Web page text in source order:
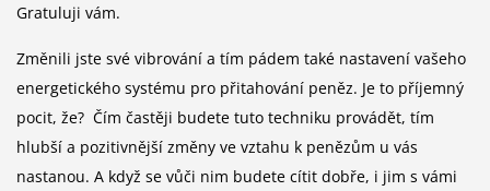
Gratuluji vám.
Změnili jste své vibrování a tím pádem také nastavení vašeho
energetického systému pro přitahování peněz. Je to příjemný
pocit, že? Čím častěji budete tuto techniku provádět, tím
hlubší a pozitivnější změny ve vztahu k penězům u vás
nastanou. A když se vůči nim budete cítit dobře, i jim s vámi